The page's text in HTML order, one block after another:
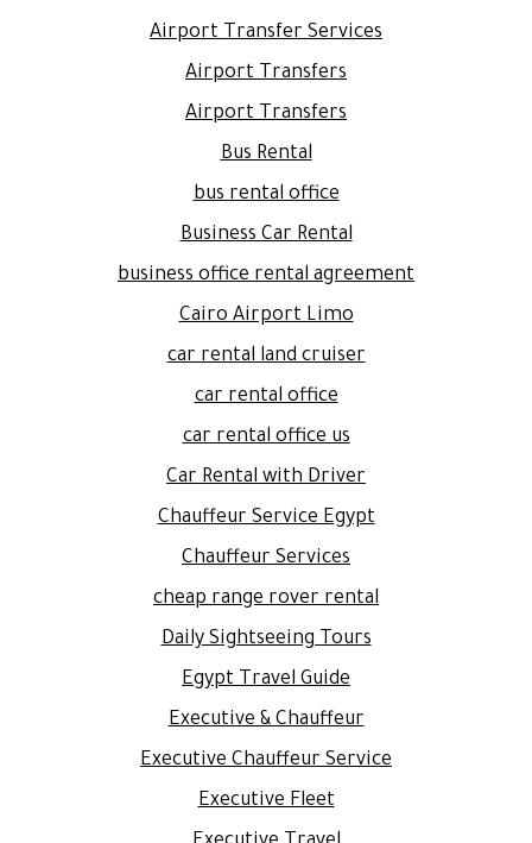
Airport Transfer Services
Airport Transfers
Airport Transfers
Bus Rental
bus rental office
Business Car Rental
business office rental agreement
Cairo Airport Limo
car rental land cruiser
car rental office
car rental office us
Car Rental with Driver
Chauffeur Service Egypt
Chauffeur Services
cheap range rover rental
Daily Sightseeing Tours
Egypt Travel Guide
Executive & Chauffeur
Executive Chauffeur Service
Executive Fleet